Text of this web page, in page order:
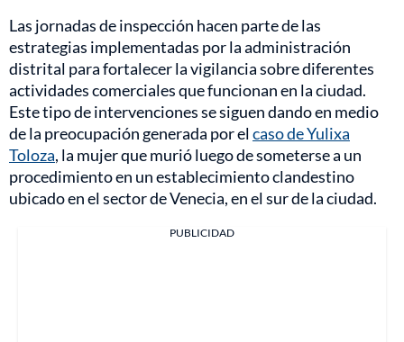
Las jornadas de inspección hacen parte de las
estrategias implementadas por la administración
distrital para fortalecer la vigilancia sobre diferentes
actividades comerciales que funcionan en la ciudad.
Este tipo de intervenciones se siguen dando en medio
de la preocupación generada por elcaso de Yulixa
Toloza, la mujer que murió luego de someterse a un
procedimiento en un establecimiento clandestino
ubicado en el sector de Venecia, en el sur de la ciudad.
PUBLICIDAD